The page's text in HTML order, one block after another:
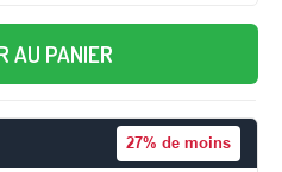
AU PANIER
27% de moins